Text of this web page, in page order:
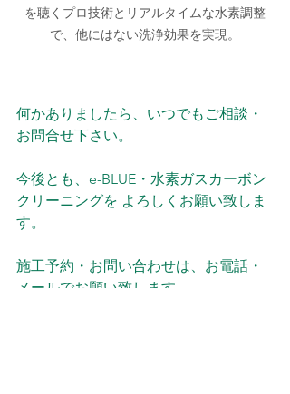
を聴くプロ技術とリアルタイムな水素調整
で、他にはない洗浄効果を実現。
何かありましたら、いつでもご相談・
お問合せ下さい。
今後とも、e-BLUE・水素ガスカーボン
クリーニングを よろしくお願い致しま
す。
施工予約・お問い合わせは、お電話・
メールでお願い致します。